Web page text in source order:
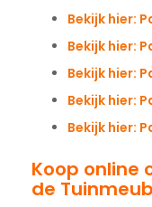
Bekijk hier:
Bekijk hier:
Bekijk hier:
Bekijk hier:
Bekijk hier:
Koop online
de